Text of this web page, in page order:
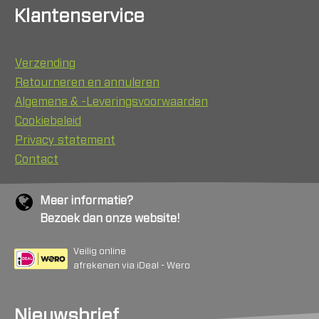
Klantenservice
Verzending
Retourneren en annuleren
Algemene & -Leveringsvoorwaarden
Cookiebeleid
Privacy statement
Contact
Meer informatie?
Bezoek dan onze website!
Veilig online
afrekenen via iDeal - Wero